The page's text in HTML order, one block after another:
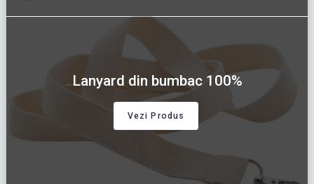
Lanyard din bumbac 100%
Vezi Produs